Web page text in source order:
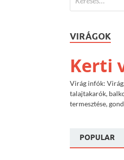
VIRÁGOK
Kerti
Virág infók:
talajtakarók,
termesztése,
POPULAR